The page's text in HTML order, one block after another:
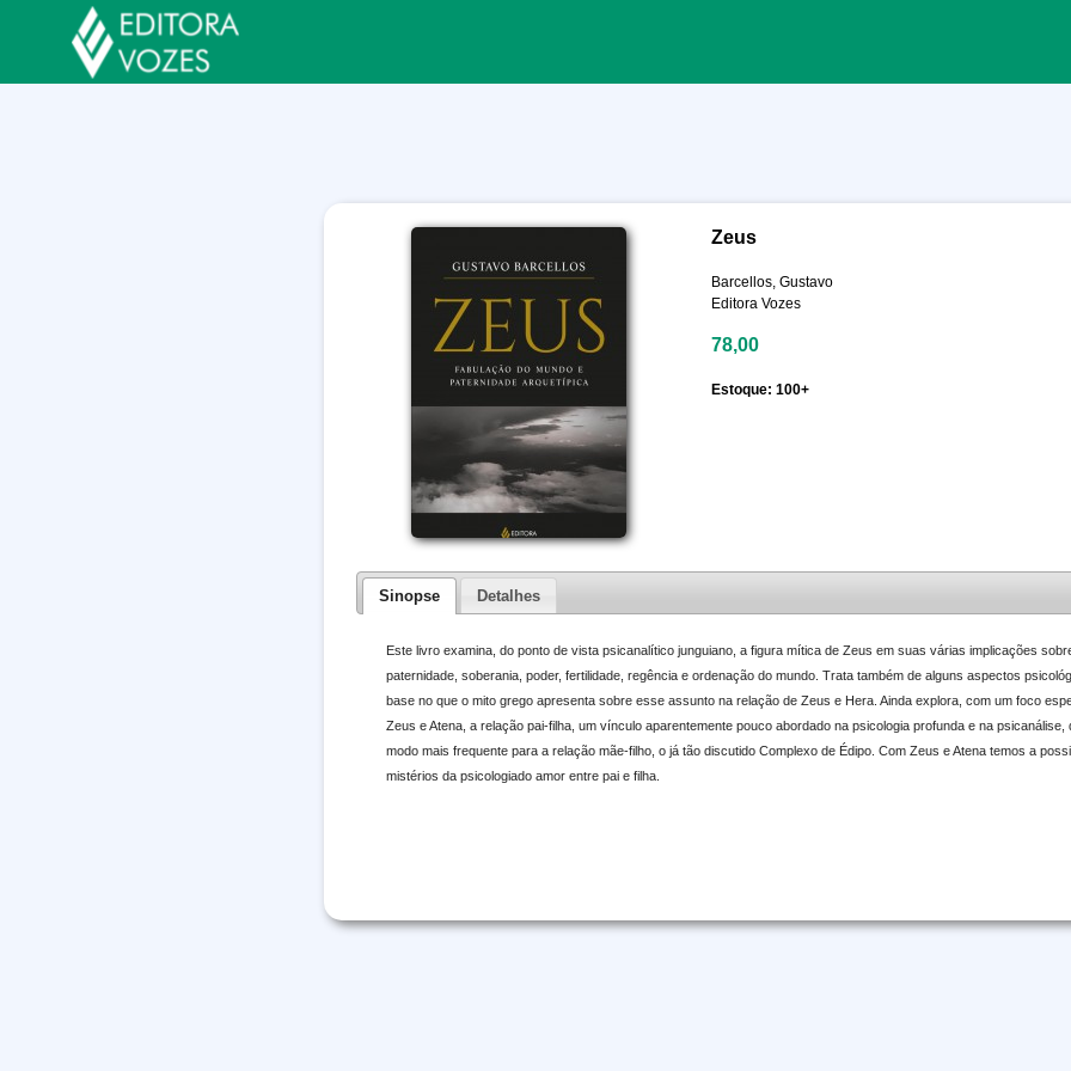
Zeus
Barcellos, Gustavo
Editora Vozes
78,00
Estoque: 100+
Sinopse Detalhes
Este livro examina, do ponto de vista psicanalítico junguiano, a figura mítica de Zeus em suas várias implicações
paternidade, soberania, poder, fertilidade, regência e ordenação do mundo. Trata também de alguns aspectos
base no que o mito grego apresenta sobre esse assunto na relação de Zeus e Hera. Ainda explora, com um foco
Zeus e Atena, a relação pai-filha, um vínculo aparentemente pouco abordado na psicologia profunda e na
modo mais frequente para a relação mãe-filho, o já tão discutido Complexo de Édipo. Com Zeus e Atena temos a
mistérios da psicologiado amor entre pai e filha.